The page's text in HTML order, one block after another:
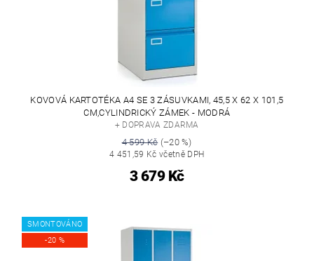
KOVOVÁ KARTOTÉKA A4 SE 3 ZÁSUVKAMI, 45,5 X 62 X 101,5
CM,CYLINDRICKÝ ZÁMEK - MODRÁ
+ DOPRAVA ZDARMA
4 599 Kč(–20 %)
4 451,59 Kč včetně DPH
3 679 Kč
SMONTOVÁNO
-20 %